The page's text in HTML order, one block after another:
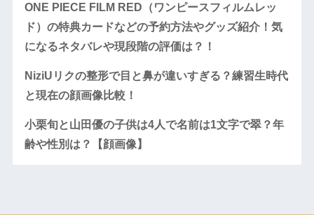
ONE PIECE FILM RED（ワンピースフィルムレッ
ド）の特典カードなどの予約方法やグッズ紹介！気
になるネタバレや現段階の評価は？！
NiziUリクの整形で目と鼻が違いすぎる？練習生時代
と現在の顔画像比較！
小栗旬と山田優の子供は4人で名前は1文字で翠？年
齢や性別は？【顔画像】